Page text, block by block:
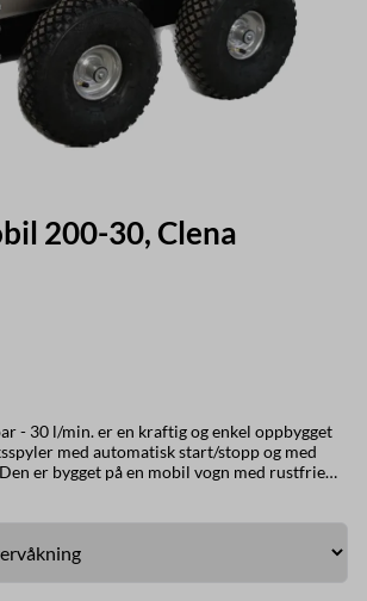
200-30, Clena
- 30 l/min. er en kraftig og enkel oppbygget
med automatisk start/stopp og med
er bygget på en mobil vogn med rustfrie
har HAWK pumpe med keramiske
for alle store vaskeoppdrag. Varmt